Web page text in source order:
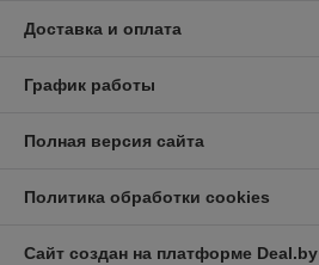
Доставка и оплата
График работы
Полная версия сайта
Политика обработки cookies
Сайт создан на платформе Deal.by